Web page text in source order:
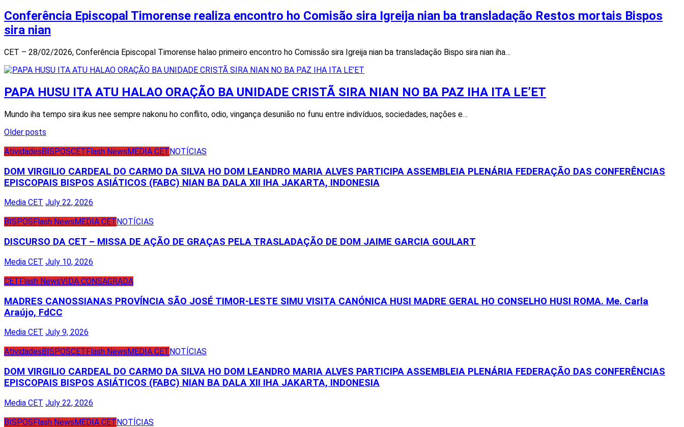
Conferência Episcopal Timorense realiza encontro ho Comisão sira Igreija nian ba transladação Restos mortais Bispos
sira nian
CET – 28/02/2026, Conferência Episcopal Timorense halao primeiro encontro ho Comissão sira Igreija nian ba transladação Bispo sira nian iha…
PAPA HUSU ITA ATU HALAO ORAÇÃO BA UNIDADE CRISTÃ SIRA NIAN NO BA PAZ IHA ITA LE’ET
Mundo iha tempo sira ikus nee sempre nakonu ho conflito, odio, vingança desunião no funu entre indivíduos, sociedades, nações e…
Posts
navigation
Older posts
AtividadesBISPOSCETFlash NewsMEDIA CETNOTÍCIAS
DOM VIRGILIO CARDEAL DO CARMO DA SILVA HO DOM LEANDRO MARIA ALVES PARTICIPA ASSEMBLEIA PLENÁRIA FEDERAÇÃO DAS CONFERÊNCIAS
EPISCOPAIS BISPOS ASIÁTICOS (FABC) NIAN BA DALA XII IHA JAKARTA, INDONESIA
Media CET July 22, 2026
BISPOS Flash News MEDIA CET NOTÍCIAS
DISCURSO DA CET – MISSA DE AÇÃO DE GRAÇAS PELA TRASLADAÇÃO DE DOM JAIME GARCIA GOULART
Media CET July 10, 2026
CETFlash NewsVIDA CONSAGRADA
MADRES CANOSSIANAS PROVÍNCIA SÃO JOSÉ TIMOR-LESTE SIMU VISITA CANÓNICA HUSI MADRE GERAL HO CONSELHO HUSI ROMA. Me. Carla
Araújo, FdCC
Media CET July 9, 2026
Atividades BISPOSCET Flash News MEDIA CET NOTÍCIAS
DOM VIRGILIO CARDEAL DO CARMO DA SILVA HO DOM LEANDRO MARIA ALVES PARTICIPA ASSEMBLEIA PLENÁRIA FEDERAÇÃO DAS CONFERÊNCIAS
EPISCOPAIS BISPOS ASIÁTICOS (FABC) NIAN BA DALA XII IHA JAKARTA, INDONESIA
Media CET July 22, 2026
BISPOSFlash NewsMEDIA CETNOTÍCIAS